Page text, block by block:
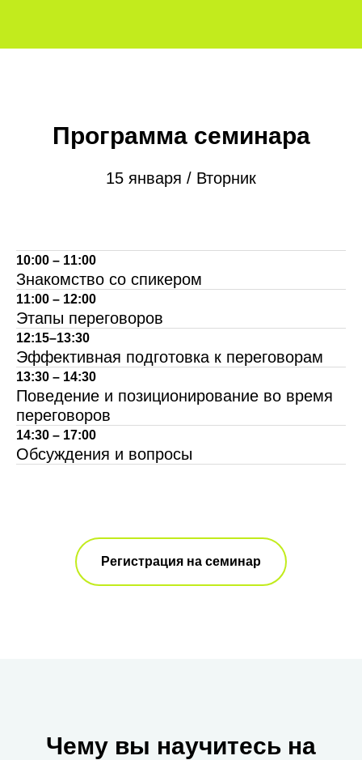
Программа семинара
15 января / Вторник
10:00 – 11:00
Знакомство со спикером
11:00 – 12:00
Этапы переговоров
12:15–13:30
Эффективная подготовка к переговорам
13:30 – 14:30
Поведение и позиционирование во время
переговоров
14:30 – 17:00
Обсуждения и вопросы
Регистрация на семинар
Чему вы научитесь на